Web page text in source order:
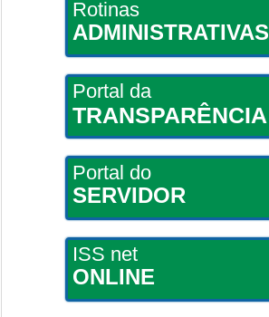
Rotinas
ADMINISTRATIVAS
Portal da
TRANSPARÊNCIA
Portal do
SERVIDOR
ISS net
ONLINE